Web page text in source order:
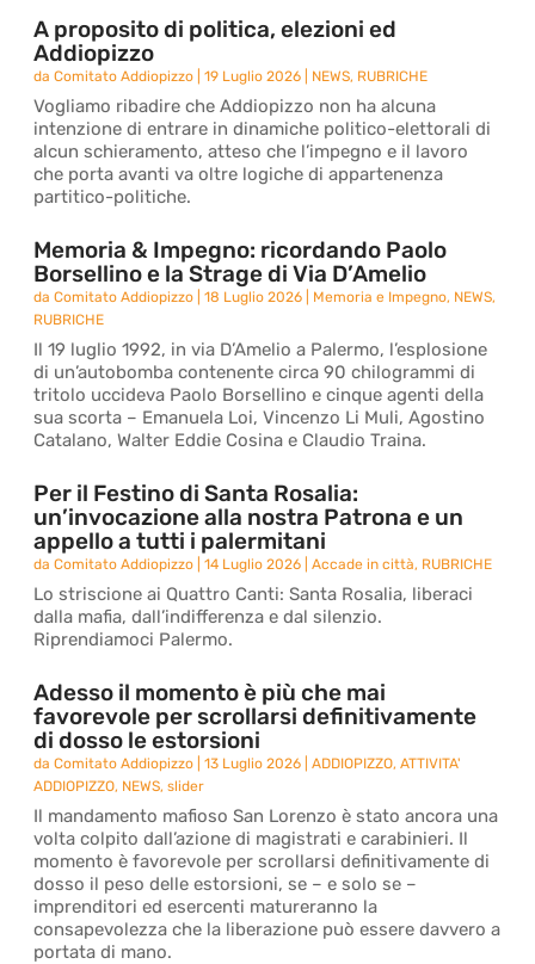
A proposito di politica, elezioni ed
Addiopizzo
daComitato Addiopizzo |19 Luglio 2026 NEWS, RUBRICHE
Vogliamo ribadire che Addiopizzo non ha alcuna
intenzione di entrare in dinamiche politico-elettorali di
alcun schieramento, atteso che l’impegno e il lavoro
che porta avanti va oltre logiche di appartenenza
partitico-politiche.
Memoria & Impegno: ricordando Paolo
Borsellino e la Strage di Via D’Amelio
daComitato Addiopizzo |18 Luglio 2026 Memoria e Impegno, NEWS,
RUBRICHE
Il 19 luglio 1992, in via D’Amelio a Palermo, l’esplosione
di un’autobomba contenente circa 90 chilogrammi di
tritolo uccideva Paolo Borsellino e cinque agenti della
sua scorta – Emanuela Loi, Vincenzo Li Muli, Agostino
Catalano, Walter Eddie Cosina e Claudio Traina.
Per il Festino di Santa Rosalia:
un’invocazione alla nostra Patrona e un
appello a tutti i palermitani
daComitato Addiopizzo |14 Luglio 2026 |Accade in città, RUBRICHE
Lo striscione ai Quattro Canti: Santa Rosalia, liberaci
dalla mafia, dall’indifferenza e dal silenzio.
Riprendiamoci Palermo.
Adesso il momento è più che mai
favorevole per scrollarsi definitivamente
di dosso le estorsioni
daComitato Addiopizzo |13 Luglio 2026 |ADDIOPIZZO,ATTIVITA'
ADDIOPIZZO, NEWS,slider
Il mandamento mafioso San Lorenzo è stato ancora una
volta colpito dall’azione di magistrati e carabinieri. Il
momento è favorevole per scrollarsi definitivamente di
dosso il peso delle estorsioni, se – e solo se –
imprenditori ed esercenti matureranno la
consapevolezza che la liberazione può essere davvero a
portata di mano.